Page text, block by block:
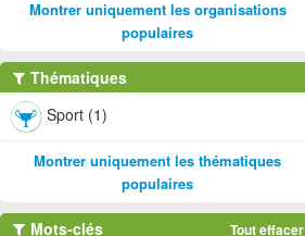
Montrer uniquement les organisations
populaires
Thématiques
Sport (1)
Montrer uniquement les thématiques
populaires
Mots-clés Tout effacer